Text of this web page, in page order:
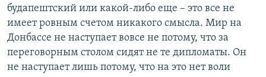
будапештский или какой-либо еще – это все не
имеет ровным счетом никакого смысла. Мир на
Донбассе не наступает вовсе не потому, что за
переговорным столом сидят не те дипломаты. Он
не наступает лишь потому, что на это нет воли